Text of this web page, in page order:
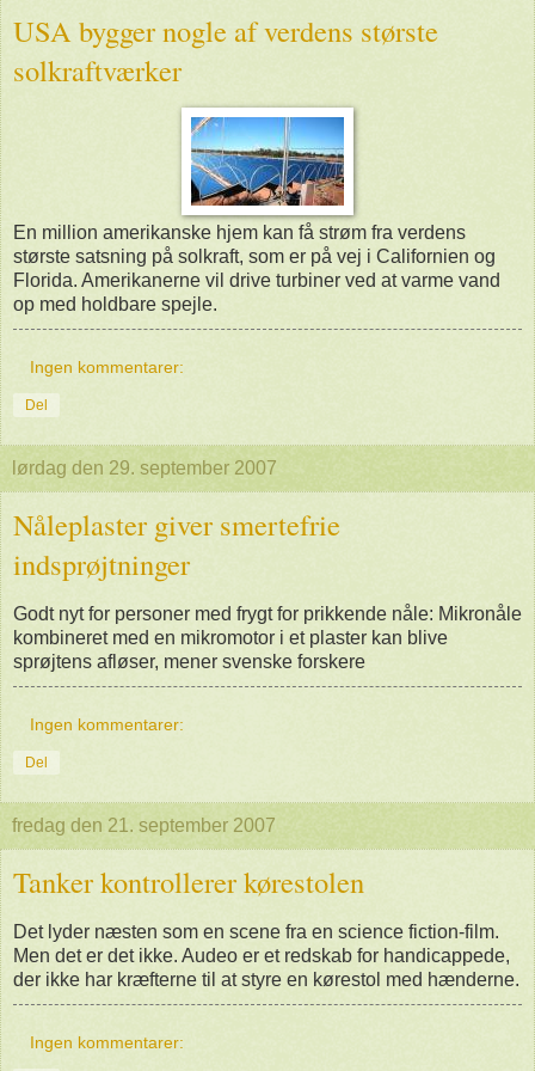
USA bygger nogle af verdens største
solkraftværker
En million amerikanske hjem kan få strøm fra verdens
største satsning på solkraft, som er på vej i Californien og
Florida. Amerikanerne vil drive turbiner ved at varme vand
op med holdbare spejle.
Ingen kommentarer:
Del
lørdag den 29. september 2007
Nåleplaster giver smertefrie
indsprøjtninger
Godt nyt for personer med frygt for prikkende nåle: Mikronåle
kombineret med en mikromotor i et plaster kan blive
sprøjtens afløser, mener svenske forskere
Ingen kommentarer:
Del
fredag den 21. september 2007
Tanker kontrollerer kørestolen
Det lyder næsten som en scene fra en science fiction-film.
Men det er det ikke. Audeo er et redskab for handicappede,
der ikke har kræfterne til at styre en kørestol med hænderne.
Ingen kommentarer: